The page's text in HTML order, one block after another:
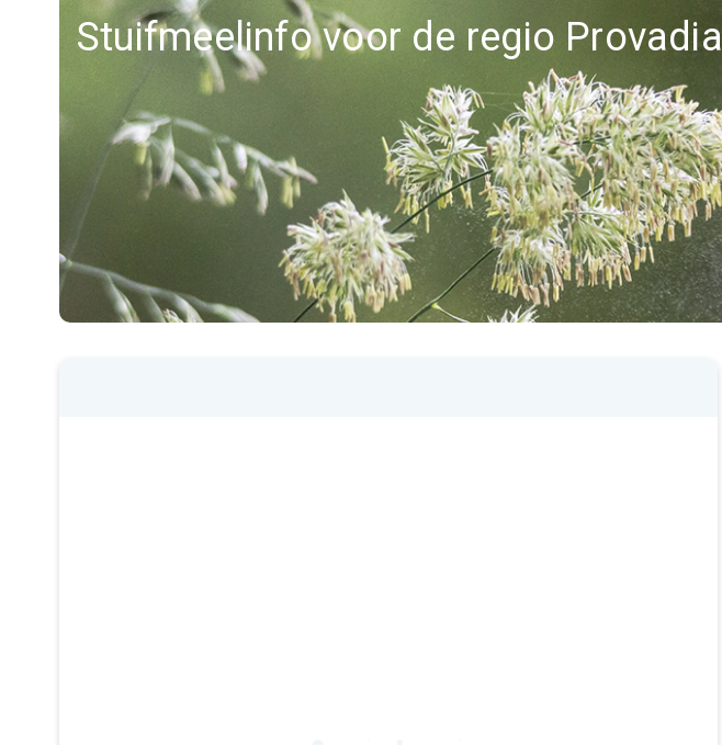
Stuifmeelinfo voor de regio Provadia